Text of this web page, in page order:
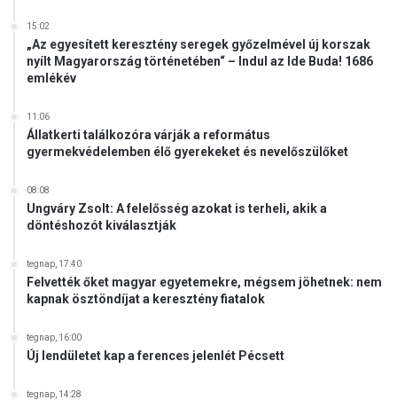
15:02
„Az egyesített keresztény seregek győzelmével új korszak
nyílt Magyarország történetében“ – Indul az Ide Buda! 1686
emlékév
11:06
Állatkerti találkozóra várják a református
gyermekvédelemben élő gyerekeket és nevelőszülőket
08:08
Ungváry Zsolt: A felelősség azokat is terheli, akik a
döntéshozót kiválasztják
tegnap, 17:40
Felvették őket magyar egyetemekre, mégsem jöhetnek: nem
kapnak ösztöndíjat a keresztény fiatalok
tegnap, 16:00
Új lendületet kap a ferences jelenlét Pécsett
tegnap, 14:28